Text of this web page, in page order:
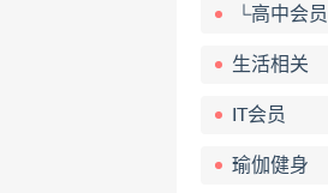
└高中会员
生活相关
IT会员
瑜伽健身